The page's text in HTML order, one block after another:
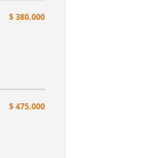
$ 380.000
$ 475.000